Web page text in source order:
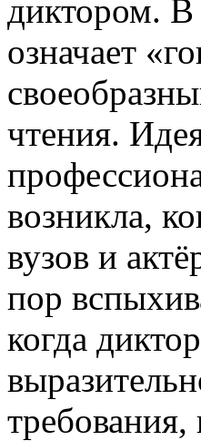
диктором. В
означает
чтения.
возникла,
вузов и
пор
когда